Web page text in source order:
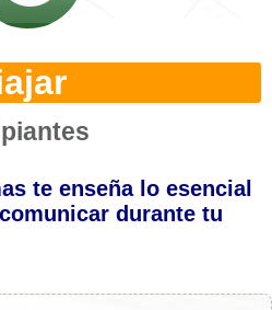
te enseña lo esencial
durante tu